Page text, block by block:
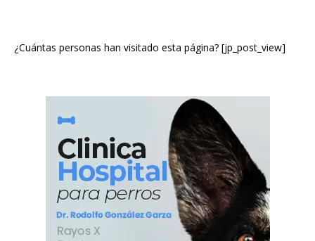
¿Cuántas personas han visitado esta página? [jp_post_view]